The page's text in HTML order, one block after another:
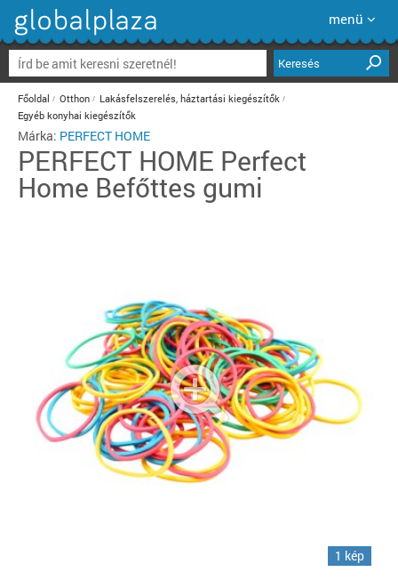
menü
Keresés
Főoldal Otthon
Lakásfelszerelés, háztartási kiegészítők
Egyéb konyhai kiegészítők
Márka: PERFECT HOME
PERFECT HOME Perfect
Home Befőttes gumi
1 kép